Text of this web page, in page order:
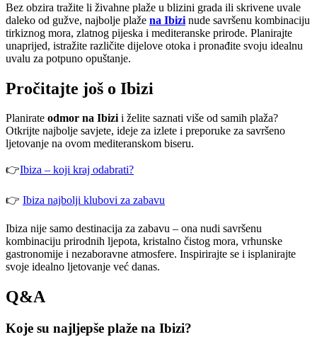
Bez obzira tražite li živahne plaže u blizini grada ili skrivene uvale
daleko od gužve, najbolje plaže na Ibizi nude savršenu kombinaciju
tirkiznog mora, zlatnog pijeska i mediteranske prirode. Planirajte
unaprijed, istražite različite dijelove otoka i pronađite svoju idealnu
uvalu za potpuno opuštanje.
Pročitajte još o Ibizi
Planirate odmor na Ibizii želite saznati više od samih plaža?
Otkrijte najbolje savjete, ideje za izlete i preporuke za savršeno
ljetovanje na ovom mediteranskom biseru.
👉Ibiza – koji kraj odabrati?
👉 Ibiza najbolji klubovi za zabavu
Ibiza nije samo destinacija za zabavu – ona nudi savršenu
kombinaciju prirodnih ljepota, kristalno čistog mora, vrhunske
gastronomije i nezaboravne atmosfere. Inspirirajte se i isplanirajte
svoje idealno ljetovanje već danas.
Q&A
Koje su najljepše plaže na Ibizi?